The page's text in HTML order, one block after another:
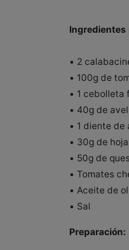
Ingredientes
• 2
• 100g de
• 1
• 40g de
• 1 diente de
• 30g de
• 50g de
• Tomates
• Aceite de
• Sal
Preparación: